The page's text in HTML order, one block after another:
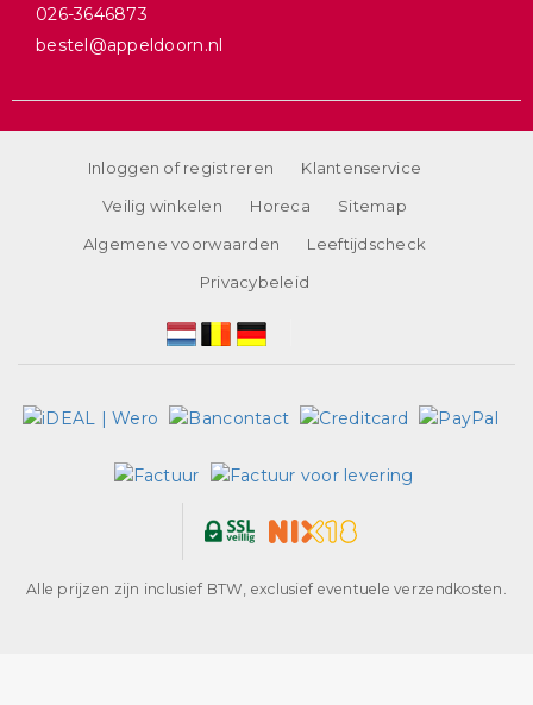
026-3646873
bestel@appeldoorn.nl
Inloggen of registreren
Klantenservice
Veilig winkelen
Horeca
Sitemap
Algemene voorwaarden
Leeftijdscheck
Privacybeleid
Alle prijzen zijn inclusief BTW, exclusief eventuele verzendkosten.